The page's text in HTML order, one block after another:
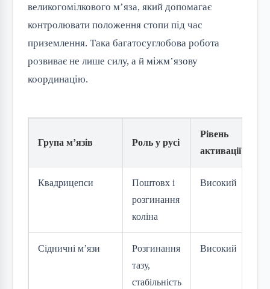
великогомілкового м’яза, який допомагає
контролювати положення стопи під час
приземлення. Така багатосуглобова робота
розвиває не лише силу, а й міжм’язову
координацію.
Група м’язів Роль у русі
Рівень
активації
Квадрицепси
Поштовх і
розгинання
коліна
Високий
Сідничні м’язи
Розгинання
тазу,
стабільність
Високий